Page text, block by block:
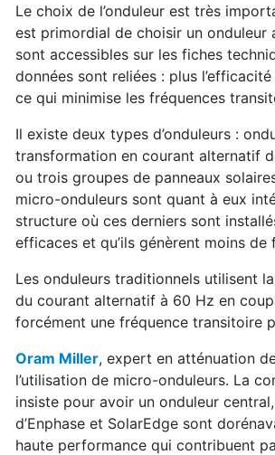
Le choix de l’onduleur est très
est primordial de choisir un onduleur
sont accessibles sur les fiches
données sont reliées : plus
ce qui minimise les fréquences
Il existe deux types d’onduleurs :
transformation en courant alternatif
ou trois groupes de panneaux
micro-onduleurs sont quant à eux
structure où ces derniers sont
efficaces et qu’ils génèrent moins
Les onduleurs traditionnels utilisent
du courant alternatif à 60 Hz en
forcément une fréquence transitoire
Oram Miller, expert en atténuation
l’utilisation de micro-onduleurs. La
insiste pour avoir un onduleur
d’Enphase et SolarEdge sont
haute performance qui contribuent